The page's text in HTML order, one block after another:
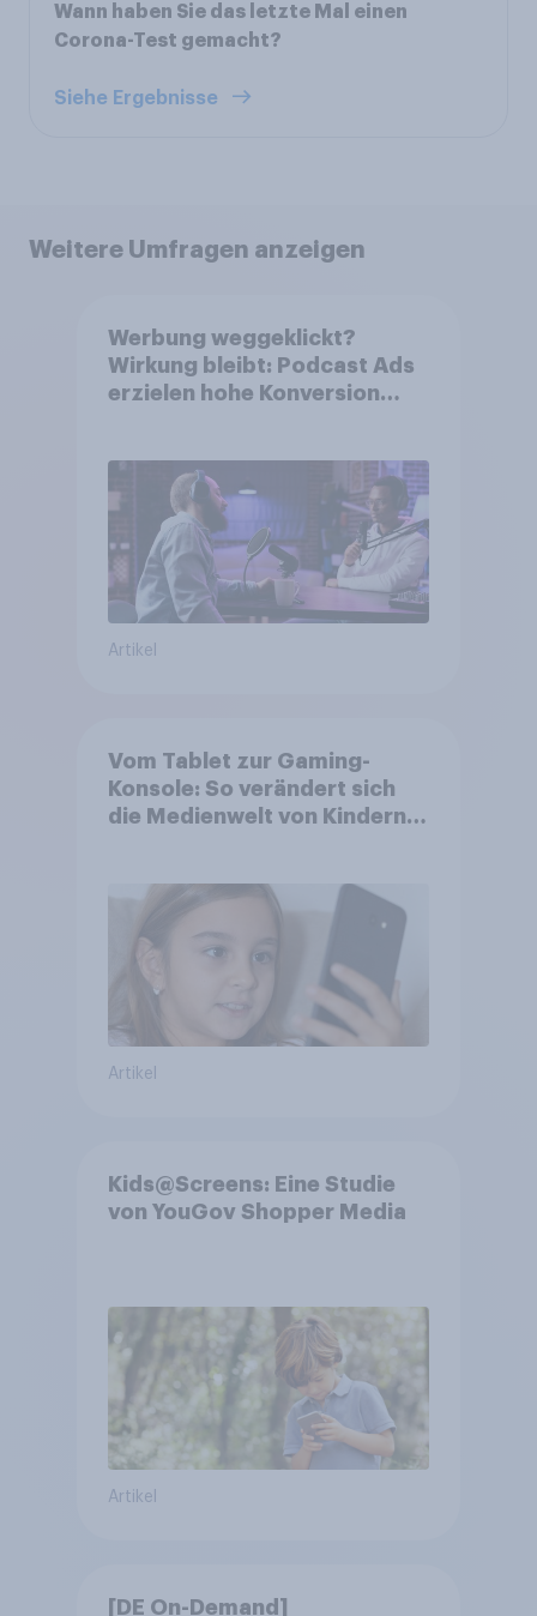
Wann haben Sie das letzte Mal einen
Corona-Test gemacht?
Siehe Ergebnisse
Weitere Umfragen anzeigen
Werbung weggeklickt?
Wirkung bleibt: Podcast Ads
erzielen hohe Konversion
Artikel
Vom Tablet zur Gaming-
Konsole: So verändert sich
die Medienwelt von Kindern
Artikel
Kids@Screens: Eine Studie
von YouGov Shopper Media
Artikel
[DE On-Demand]